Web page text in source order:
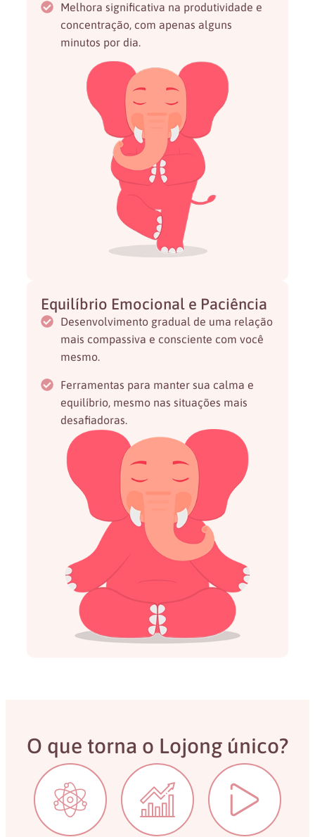
Melhora significativa na produtividade e
concentração, com apenas alguns
minutos por dia.
Equilíbrio Emocional e Paciência
Desenvolvimento gradual de uma relação
mais compassiva e consciente com você
mesmo.
Ferramentas para manter sua calma e
equilíbrio, mesmo nas situações mais
desafiadoras.
O que torna o Lojong único?